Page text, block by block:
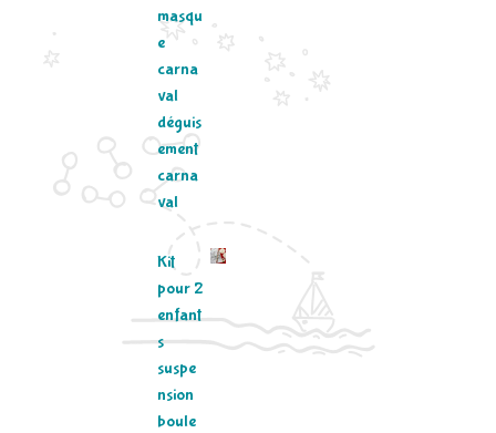
masqu
e
carna
val
déguis
ement
carna
val
Kit
pour 2
enfant
s
suspe
nsion
boule